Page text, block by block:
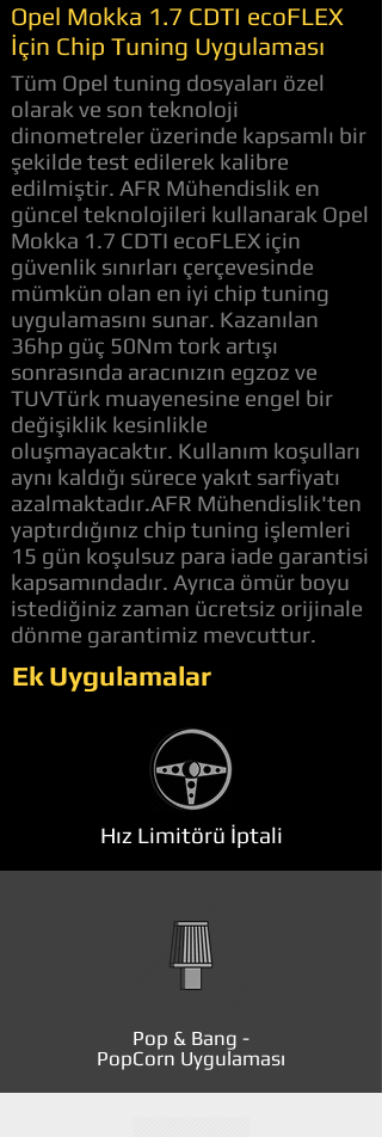
Opel Mokka 1.7 CDTI ecoFLEX
İçin Chip Tuning Uygulaması
Tüm Opel tuning dosyaları özel
olarak ve son teknoloji
dinometreler üzerinde kapsamlı bir
şekilde test edilerek kalibre
edilmiştir. AFR Mühendislik en
güncel teknolojileri kullanarak Opel
Mokka 1.7 CDTI ecoFLEX için
güvenlik sınırları çerçevesinde
mümkün olan en iyi chip tuning
uygulamasını sunar. Kazanılan
36hp güç 50Nm tork artışı
sonrasında aracınızın egzoz ve
TUVTürk muayenesine engel bir
değişiklik kesinlikle
oluşmayacaktır. Kullanım koşulları
aynı kaldığı sürece yakıt sarfiyatı
azalmaktadır.AFR Mühendislik'ten
yaptırdığınız chip tuning işlemleri
15 gün koşulsuz para iade garantisi
kapsamındadır. Ayrıca ömür boyu
istediğiniz zaman ücretsiz orijinale
dönme garantimiz mevcuttur.
Ek Uygulamalar
Hız Limitörü İptali
Pop & Bang -
PopCorn Uygulaması